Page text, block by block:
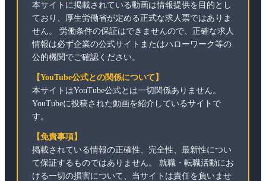
本サイトに掲載されている動画は情報提供を目的とし
ており、厚生労働省が定める正式な求人票ではありま
せん。 労働条件の保証はできませんので、正確な求人
情報は必ず企業の公式サイトまたはハローワーク等の
公的機関でご確認ください。
【YouTube公式との関係について】
本サイトはYouTube公式とは一切関係ありません。
YouTubeに投稿された動画を紹介しているサイトで
す。
【免責事項】
掲載されている情報の正確性、完全性、最新性につい
て保証するものではありません。 就職・転職活動にお
ける一切の損害について、当サイトは責任を負いませ